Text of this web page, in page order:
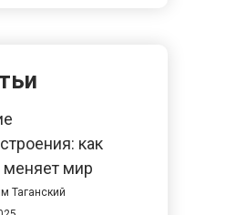
как
меняет мир
Таганский